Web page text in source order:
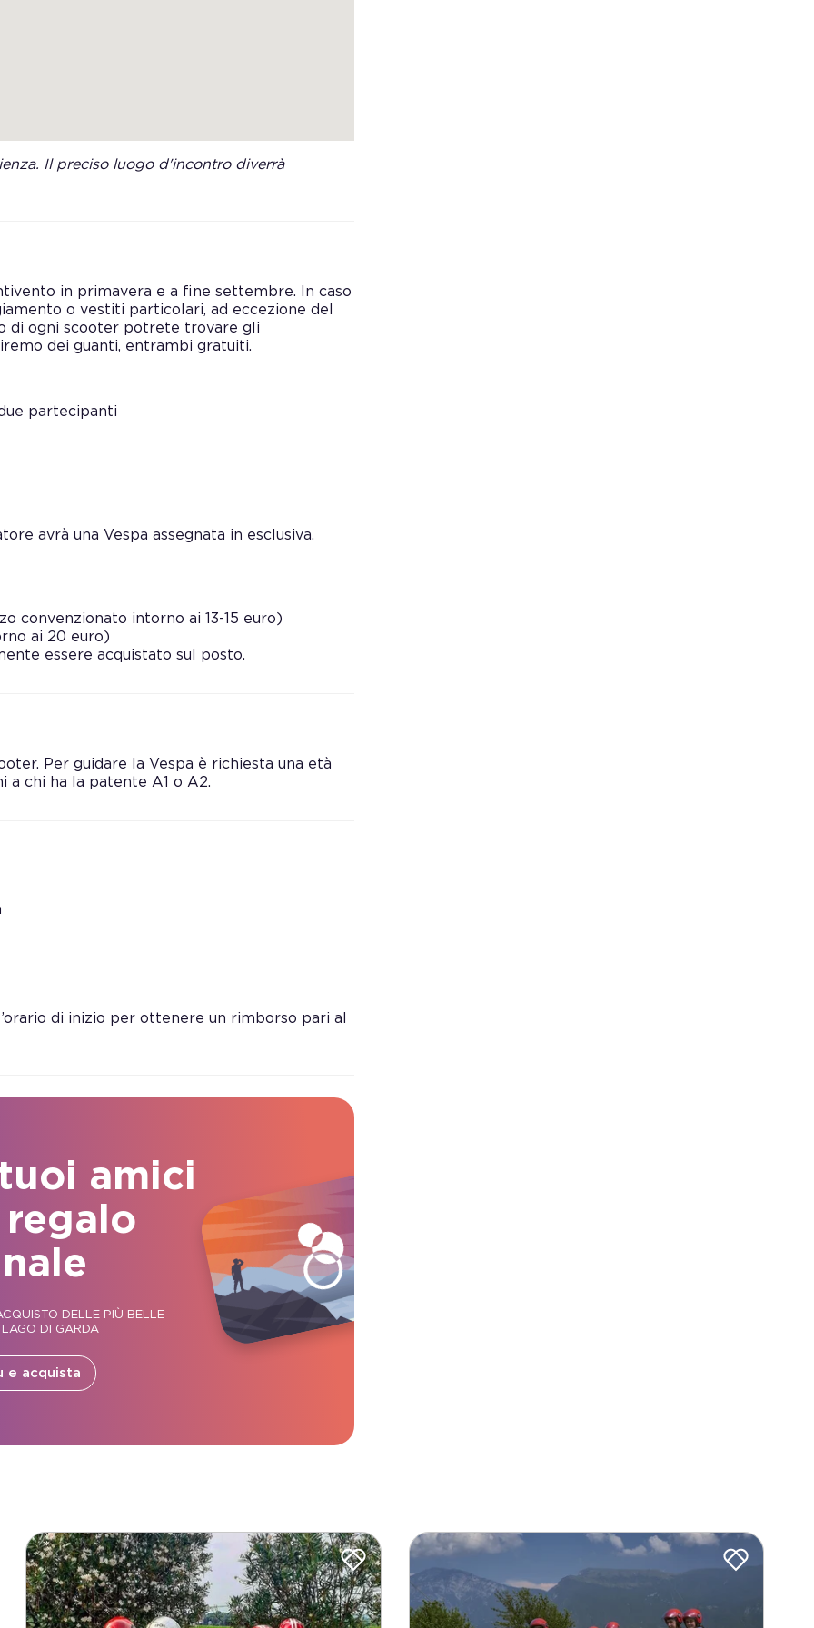
Il preciso luogo d'incontro diverrà
in primavera e a fine settembre. In caso
o vestiti particolari, ad eccezione del
di ogni scooter potrete trovare gli
dei guanti, entrambi gratuiti.
partecipanti
avrà una Vespa assegnata in esclusiva.
convenzionato intorno ai 13-15 euro)
ai 20 euro)
essere acquistato sul posto.
Per guidare la Vespa è richiesta una età
a chi ha la patente A1 o A2.
di inizio per ottenere un rimborso pari al
amici
DELLE PIÙ BELLE
LAGO DI GARDA
e acquista